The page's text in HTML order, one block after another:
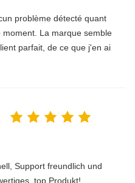
problème détecté quant
La marque semble
parfait, de ce que j'en ai
Support freundlich und
top Produkt!